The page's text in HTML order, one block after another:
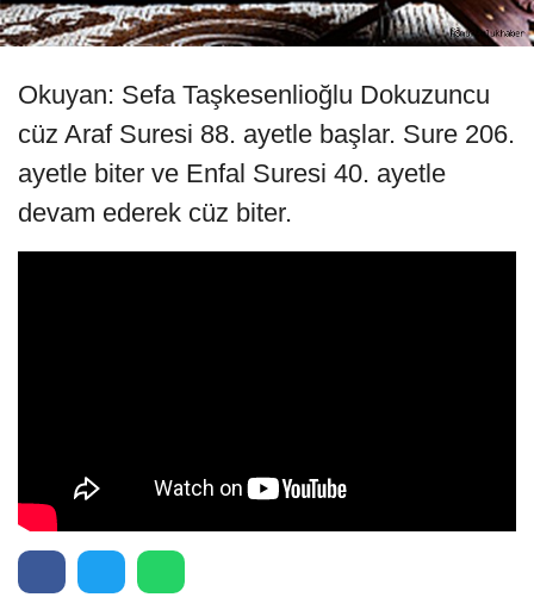
Okuyan: Sefa Taşkesenlioğlu Dokuzuncu
cüz Araf Suresi 88. ayetle başlar. Sure 206.
ayetle biter ve Enfal Suresi 40. ayetle
devam ederek cüz biter.